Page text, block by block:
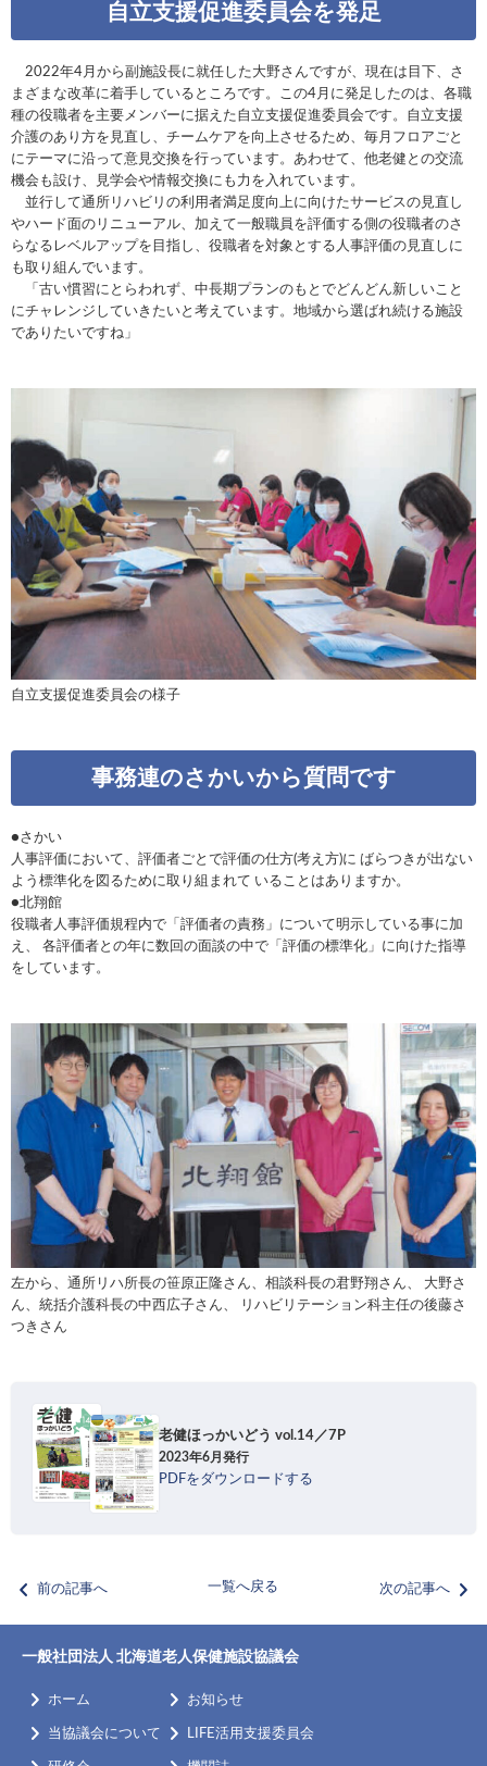
自立支援促進委員会を発足
2022年4月から副施設長に就任した大野さんですが、現在は目下、さ
まざまな改革に着手しているところです。この4月に発足したのは、各職
種の役職者を主要メンバーに据えた自立支援促進委員会です。自立支援
介護のあり方を見直し、チームケアを向上させるため、毎月フロアごと
にテーマに沿って意見交換を行っています。あわせて、他老健との交流
機会も設け、見学会や情報交換にも力を入れています。
並行して通所リハビリの利用者満足度向上に向けたサービスの見直し
やハード面のリニューアル、加えて一般職員を評価する側の役職者のさ
らなるレベルアップを目指し、役職者を対象とする人事評価の見直しに
も取り組んでいます。
「古い慣習にとらわれず、中長期プランのもとでどんどん新しいこと
にチャレンジしていきたいと考えています。地域から選ばれ続ける施設
でありたいですね」
自立支援促進委員会の様子
事務連のさかいから質問です
●さかい
人事評価において、評価者ごとで評価の仕方(考え方)に ばらつきが出ない
よう標準化を図るために取り組まれて いることはありますか。
●北翔館
役職者人事評価規程内で「評価者の責務」について明示している事に加
え、 各評価者との年に数回の面談の中で「評価の標準化」に向けた指導
をしています。
左から、通所リハ所長の笹原正隆さん、相談科長の君野翔さん、 大野さ
ん、統括介護科長の中西広子さん、 リハビリテーション科主任の後藤さ
つきさん
老健ほっかいどう vol.14／7P
2023年6月発行
PDFをダウンロードする
chevron_left 前の記事へ 一覧へ戻る 次の記事へchevron_right
一般社団法人 北海道老人保健施設協議会
keyboard_arrow_right ホーム
chevron_right 当協議会について
chevron_right お知らせ
chevron_right LIFE活用支援委員会